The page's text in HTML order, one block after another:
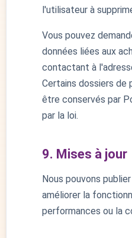
l'utilisateur à
Vous pouvez
données liées aux
contactant à
Certains dossiers de
être conservés par
par la loi.
9. Mises à jour
Nous pouvons
améliorer la
performances ou la